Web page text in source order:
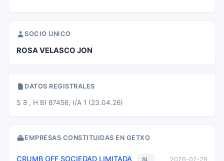
SOCIO UNICO
ROSA VELASCO JON
DATOS REGISTRALES
S 8 , H BI 87456, I/A 1 (23.04.26)
EMPRESAS CONSTITUIDAS EN GETXO
CRUMB OFF SOCIEDAD LIMITADA SL 2026-07-29